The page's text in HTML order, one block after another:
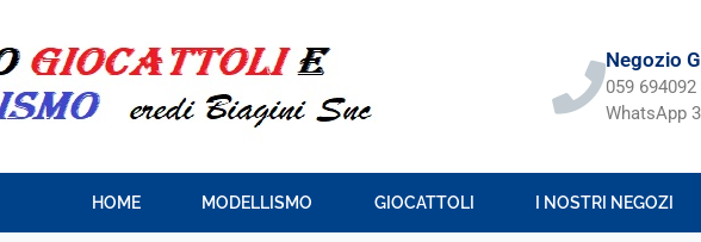
Negozio
059 694092
WhatsApp
HOME MODELLISMO GIOCATTOLI I NOSTRI NEGOZI